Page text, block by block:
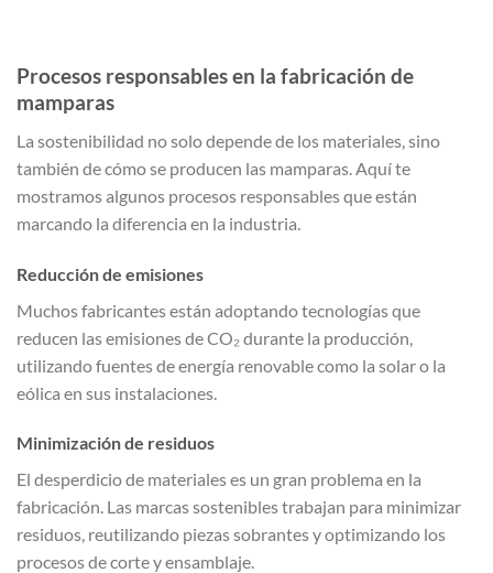
Procesos responsables en la fabricación de
mamparas
La sostenibilidad no solo depende de los materiales, sino
también de cómo se producen las mamparas. Aquí te
mostramos algunos procesos responsables que están
marcando la diferencia en la industria.
Reducción de emisiones
Muchos fabricantes están adoptando tecnologías que
reducen las emisiones de CO₂ durante la producción,
utilizando fuentes de energía renovable como la solar o la
eólica en sus instalaciones.
Minimización de residuos
El desperdicio de materiales es un gran problema en la
fabricación. Las marcas sostenibles trabajan para minimizar
residuos, reutilizando piezas sobrantes y optimizando los
procesos de corte y ensamblaje.